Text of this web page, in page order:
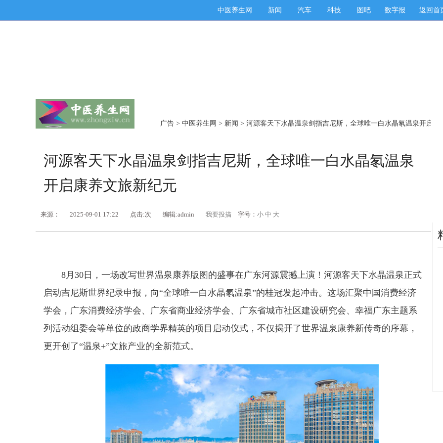
中医养生网 新闻 汽车 科技 图吧 数字报 返回首
广告 > 中医养生网 > 新闻 > 河源客天下水晶温泉剑指吉尼斯，全球唯一白水晶氡温泉开启康
河源客天下水晶温泉剑指吉尼斯，全球唯一白水晶氡温泉
开启康养文旅新纪元
来源： 2025-09-01 17:22 点击:次 编辑:admin 我要投搞 字号： 小 中 大
8月30日，一场改写世界温泉康养版图的盛事在广东河源震撼上演！河源客天下水晶温泉正式
启动吉尼斯世界纪录申报，向“全球唯一白水晶氡温泉”的桂冠发起冲击。这场汇聚中国消费经济
学会，广东消费经济学会、广东省商业经济学会、广东省城市社区建设研究会、幸福广东主题系
列活动组委会等单位的政商学界精英的项目启动仪式，不仅揭开了世界温泉康养新传奇的序幕，
更开创了“温泉+”文旅产业的全新范式。